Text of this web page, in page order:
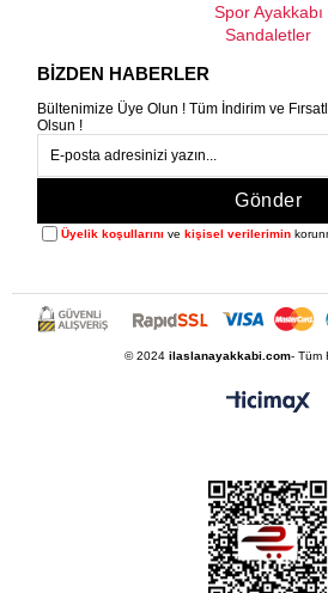
Spor Ayakkabı
Sandaletler
BİZDEN HABERLER
Bültenimize Üye Olun ! Tüm İndirim ve
Olsun !
Gönder
Üyelik koşullarını vekişisel verilerimin
© 2024 ilaslanayakkabi.com- Tüm